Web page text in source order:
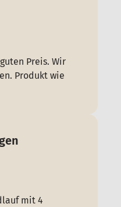
Preis. Wir
Produkt wie
mit 4